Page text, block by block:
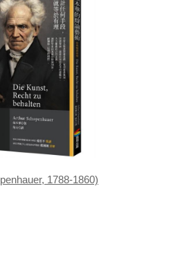
1788-1860)